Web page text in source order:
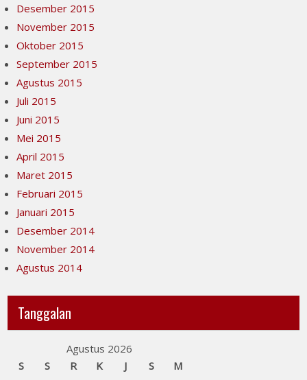
Desember 2015
November 2015
Oktober 2015
September 2015
Agustus 2015
Juli 2015
Juni 2015
Mei 2015
April 2015
Maret 2015
Februari 2015
Januari 2015
Desember 2014
November 2014
Agustus 2014
Tanggalan
Agustus 2026
S
S R K J S
M